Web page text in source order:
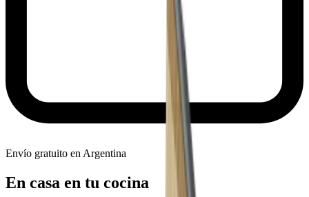
Envío gratuito en Argentina
En casa en tu cocina